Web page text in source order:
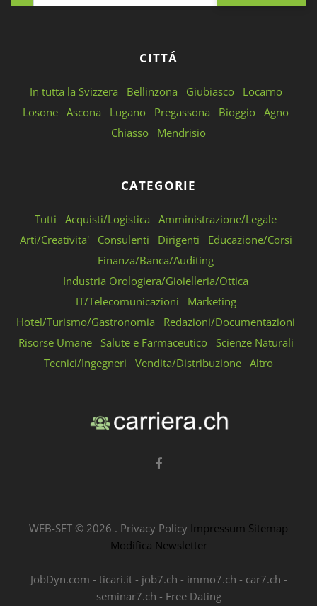
CITTÁ
In tutta la Svizzera Bellinzona Giubiasco
Locarno
Losone Ascona Lugano Pregassona Bioggio Agno
Chiasso
Mendrisio
CATEGORIE
Tutti Acquisti/Logistica
Amministrazione/Legale
Arti/Creativita'
Consulenti Dirigenti
Educazione/Corsi
Finanza/Banca/Auditing
Industria Orologiera/Gioielleria/Ottica
IT/Telecomunicazioni
Marketing
Hotel/Turismo/Gastronomia
Redazioni/Documentazioni
Risorse Umane
Salute e Farmaceutico
Scienze Naturali
Tecnici/Ingegneri
Vendita/Distribuzione Altro
WEB-SET © 2026 . Privacy Policy Impressum Sitemap
Modifica Newsletter
JobDyn.com - ticari.it- job7.ch - immo7.ch - car7.ch -
seminar7.ch - Free Dating